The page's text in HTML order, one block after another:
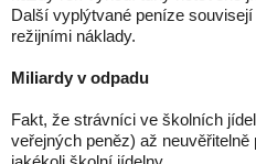
Další vyplýtvané peníze
režijními náklady.
Miliardy v odpadu
Fakt, že strávníci ve školních
veřejných peněz) až